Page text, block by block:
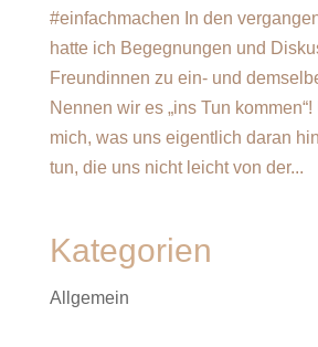
#einfachmachen In den
hatte ich Begegnungen und
Freundinnen zu ein- und
Nennen wir es „ins Tun
mich, was uns eigentlich daran
tun, die uns nicht leicht von der...
Kategorien
Allgemein